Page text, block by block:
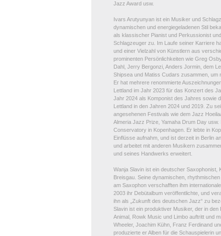
Jazz Award usw.
Ivars Arutyunyan ist ein Musiker und
dynamischen und energiegeladenen Stil
als klassischer Pianist und Perkussionist
Schlagzeuger zu. Im Laufe seiner Karriere
und einer Vielzahl von Künstlern aus
prominenten Persönlichkeiten wie Greg
Dahl, Jerry Bergonzi, Anders Jormin, dem
Shipsea und Matiss Cudars zusammen, um
Er hat mehrere renommierte
Lettland im Jahr 2023 für das Konzert des
Jahr 2024 als Komponist des Jahres sowie
Lettland in den Jahren 2024 und 2019. Zu
angesehenen Festivals wie dem Jazz
Almeria Jazz Prize, Yamaha Drum Day
Conservatory in Kopenhagen. Er lebte in
Einflüsse aufnahm, und ist derzeit in Berlin
und arbeitet mit anderen Musikern
und seines Handwerks erweitert.
Wanja Slavin ist ein deutscher Saxophonist,
Breisgau. Seine dynamischen,
am Saxophon verschafften ihm
2003 ihr Debütalbum veröffentlichte, und
ihn als „Zukunft des deutschen Jazz“ zu
Slavin ist ein produktiver Musiker, der in
Animal, Rowk Music und Limbo auftritt und
Wheeler, Joachim Kühn, Franz Ferdinand
produzierte er Alben für die Schauspielerin